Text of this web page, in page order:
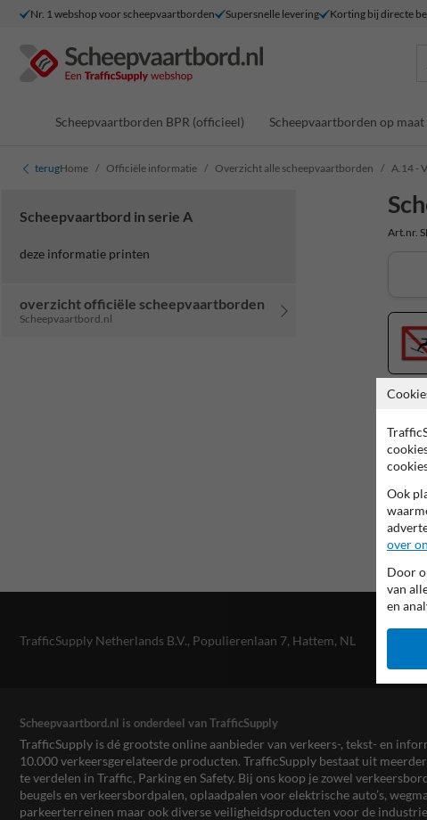
Nr. 1 webshop voor scheepvaartborden Supersnelle levering Korting bij directe
Scheepvaartborden BPR (officieel) Scheepvaartborden op maat
terugHome Officiële informatie Overzicht alle scheepvaartborden A.14 -
Scheepvaartbord in serie A
deze informatie printen
overzicht officiële scheepvaartborden
Scheepvaartbord.nl
Art.nr.
TrafficSupply Netherlands B.V., Populierenlaan 7, Hattem, NL
Scheepvaartbord.nl is onderdeel van TrafficSupply
TrafficSupply is dé grootste online aanbieder van verkeers-, tekst- en
10.000 verkeersgerelateerde producten. TrafficSupply bestaat uit
te verdelen in Traffic, Parking en Safety. Bij ons koop je zowel
beugels en verkeersbordpalen, oplaadpalen voor elektrische auto’s,
parkeerterreinen maar ook diverse veiligheidsproducten voor de
Ook
over
Door
van
en